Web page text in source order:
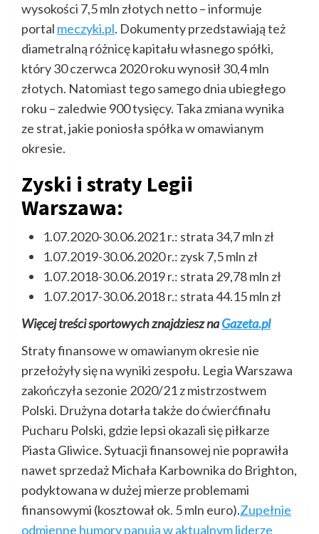
wysokości 7,5 mln złotych netto – informuje
portal meczyki.pl. Dokumenty przedstawiają też
diametralną różnicę kapitału własnego spółki,
który 30 czerwca 2020 roku wynosił 30,4 mln
złotych. Natomiast tego samego dnia ubiegłego
roku – zaledwie 900 tysięcy. Taka zmiana wynika
ze strat, jakie poniosła spółka w omawianym
okresie.
Zyski i straty Legii
Warszawa:
1.07.2020-30.06.2021 r.: strata 34,7 mln zł
1.07.2019-30.06.2020 r.: zysk 7,5 mln zł
1.07.2018-30.06.2019 r.: strata 29,78 mln zł
1.07.2017-30.06.2018 r.: strata 44.15 mln zł
Więcej treści sportowych znajdziesz naGazeta.pl
Straty finansowe w omawianym okresie nie
przełożyły się na wyniki zespołu. Legia Warszawa
zakończyła sezonie 2020/21 z mistrzostwem
Polski. Drużyna dotarła także do ćwierćfinału
Pucharu Polski, gdzie lepsi okazali się piłkarze
Piasta Gliwice. Sytuacji finansowej nie poprawiła
nawet sprzedaż Michała Karbownika do Brighton,
podyktowana w dużej mierze problemami
finansowymi (kosztował ok. 5 mln euro).Zupełnie
odmienne humory panują w aktualnym liderze